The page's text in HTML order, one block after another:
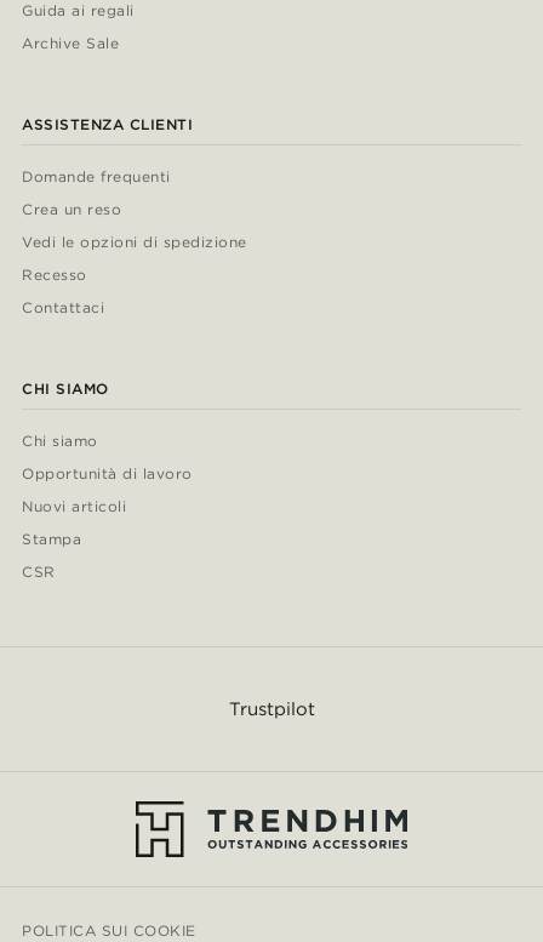
Guida ai regali
Archive Sale
ASSISTENZA CLIENTI
Domande frequenti
Crea un reso
Vedi le opzioni di spedizione
Recesso
Contattaci
CHI SIAMO
Chi siamo
Opportunità di lavoro
Nuovi articoli
Stampa
CSR
Trustpilot
POLITICA SUI COOKIE